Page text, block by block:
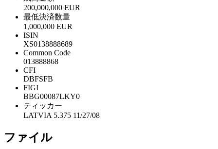
200,000,000 EUR
最低決済数量
1,000,000 EUR
ISIN
XS0138888689
Common Code
013888868
CFI
DBFSFB
FIGI
BBG00087LKY0
ティッカー
LATVIA 5.375 11/27/08
ファイル